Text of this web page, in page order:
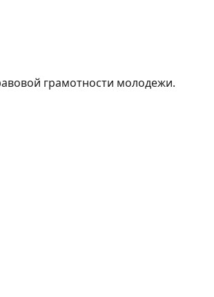
грамотности молодежи.